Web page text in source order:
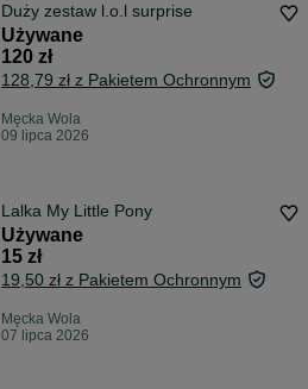
Duży zestaw l.o.l surprise
Używane
120 zł
128,79 zł z Pakietem Ochronnym
Męcka Wola
09 lipca 2026
Lalka My Little Pony
Używane
15 zł
19,50 zł z Pakietem Ochronnym
Męcka Wola
07 lipca 2026